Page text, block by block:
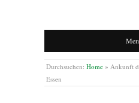
Durchsuchen: Home » Ankunft
Essen